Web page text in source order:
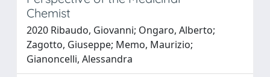
Chemist
2020 Ribaudo, Giovanni; Ongaro, Alberto;
Zagotto, Giuseppe; Memo, Maurizio;
Gianoncelli, Alessandra